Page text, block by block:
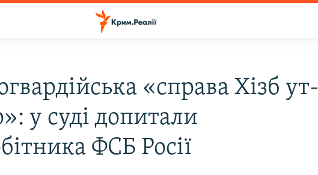
«справа Хізб ут-
у суді допитали
ФСБ Росії